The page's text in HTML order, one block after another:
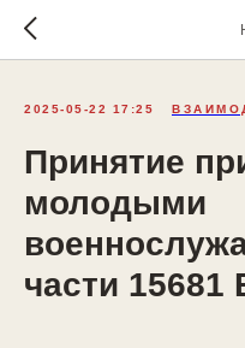
2025-05-22 17:25
Принятие
молодыми
части